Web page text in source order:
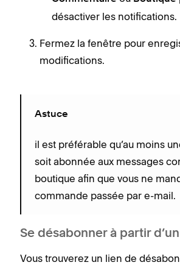
désactiver les notifications.
Fermez la fenêtre pour
modifications.
Astuce
il est préférable qu’au moins
soit abonnée aux messages
boutique afin que vous ne
commande passée par e-mail.
Se désabonner à partir
Vous trouverez un lien de